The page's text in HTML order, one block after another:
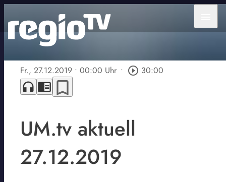
Fr., 27.12.2019 • 00:00 Uhr • play_circle_outline 30:00
headphones chrome_reader_mode bookmark_border
UM.tv aktuell
27.12.2019